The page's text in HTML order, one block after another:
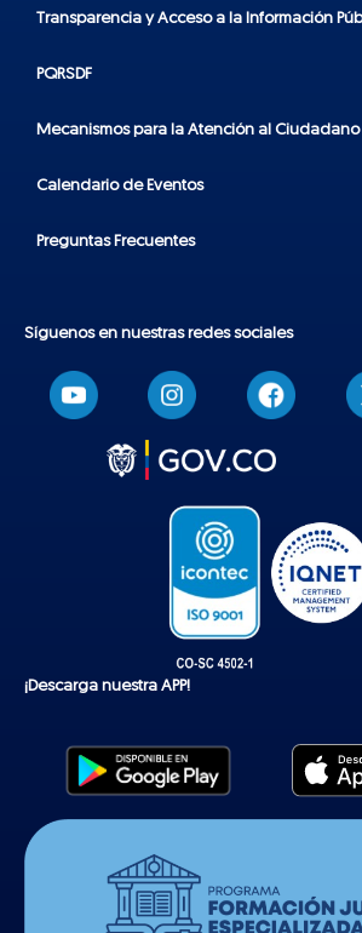
Transparencia y Acceso a la Información
PQRSDF
Mecanismos para la Atención al Ciudadano
Calendario de Eventos
Preguntas Frecuentes
Síguenos en nuestras redes sociales
¡Descarga nuestra APP!